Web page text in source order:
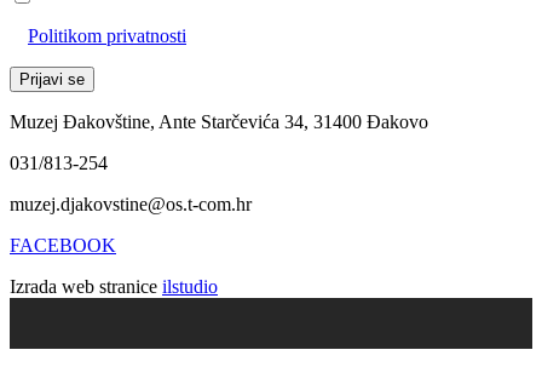
Politikom privatnosti
Muzej Đakovštine, Ante Starčevića 34, 31400 Đakovo
031/813-254
muzej.djakovstine@os.t-com.hr
FACEBOOK
Izrada web stranice ilstudio